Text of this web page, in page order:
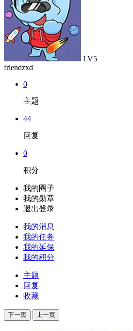
LV5
friendzxd
0
主题
44
回复
0
积分
我的圈子
我的勋章
退出登录
我的消息
我的任务
我的延保
我的积分
主题
回复
收藏
下一页 上一页